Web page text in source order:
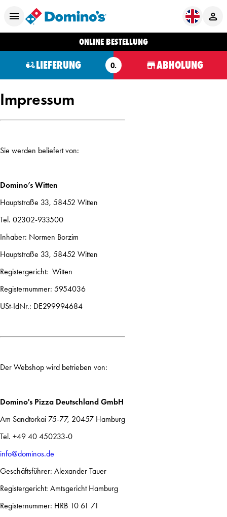
ONLINE BESTELLUNG
LIEFERUNG O. ABHOLUNG
Impressum
Sie werden beliefert von:
Domino’s Witten
Hauptstraße 33, 58452 Witten
Tel. 02302-933500
Inhaber: Normen Borzim
Hauptstraße 33, 58452 Witten
Registergericht: Witten
Registernummer: 5954036
USt-IdNr.: DE299994684
Der Webshop wird betrieben von:
Domino's Pizza Deutschland GmbH
Am Sandtorkai 75-77, 20457 Hamburg
Tel. +49 40 450233-0
info@dominos.de
Geschäftsführer: Alexander Tauer
Registergericht: Amtsgericht Hamburg
Registernummer: HRB 10 61 71